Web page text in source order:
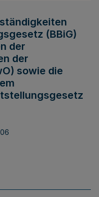
(BBiG)
der
der
sowie die